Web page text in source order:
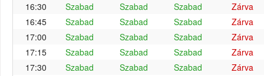
16:30 Szabad Szabad Szabad
Zárva
16:45
Szabad Szabad Szabad
Zárva
17:00
Szabad Szabad Szabad
Zárva
17:15
Szabad Szabad Szabad
Zárva
17:30
Szabad Szabad Szabad
Zárva